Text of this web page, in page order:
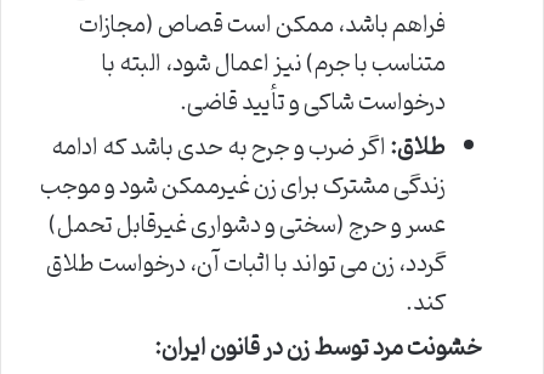
فراهم باشد، ممکن است قصاص (مجازات
متناسب با جرم) نیز اعمال شود، البته با
درخواست شاکی و تأیید قاضی.
طلاق:اگر ضرب و جرح به حدی باشد که ادامه
زندگی مشترک برای زن غیرممکن شود و موجب
عسر و حرج (سختی و دشواری غیرقابل تحمل)
گردد، زن می تواند با اثبات آن، درخواست طلاق
کند.
خشونت مرد توسط زن در قانون ایران: